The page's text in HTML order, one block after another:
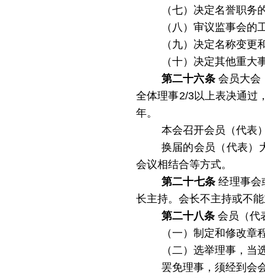
（七）决定名誉职务
（八）审议监事会的
（九）决定名称变更
（十）决定其他重大
第二十六条会员大会
全体理事2/3以上表决通过
年。
本会召开会员（代表
换届的会员（代表）
会议相结合等方式。
第二十七条 经理事会
长主持。会长不主持或不
第二十八条 会员 （
（一）制定和修改
（二）选举理事，当
罢免理事，须经到会